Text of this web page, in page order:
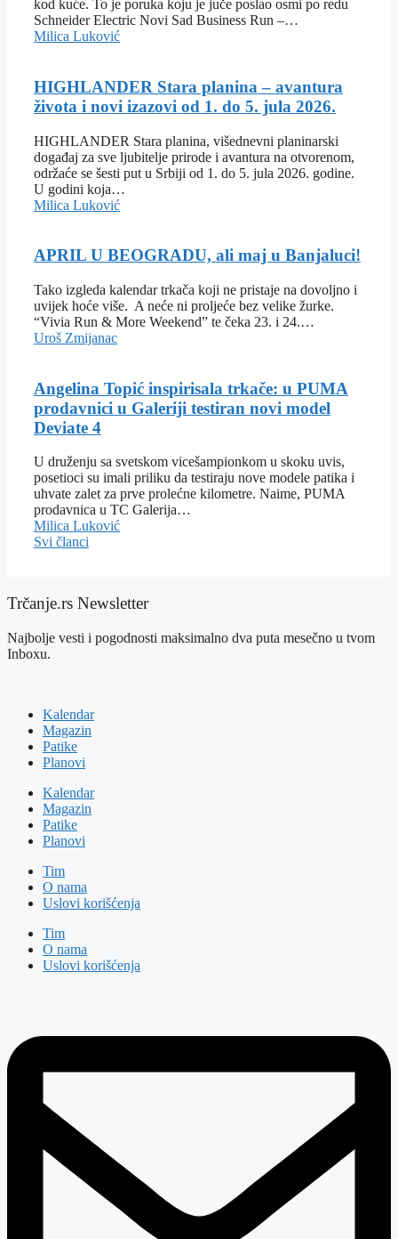
kod kuće. To je poruka koju je juče poslao osmi po redu
Schneider Electric Novi Sad Business Run –…
Milica Luković
HIGHLANDER Stara planina – avantura
života i novi izazovi od 1. do 5. jula 2026.
HIGHLANDER Stara planina, višednevni planinarski
događaj za sve ljubitelje prirode i avantura na otvorenom,
održaće se šesti put u Srbiji od 1. do 5. jula 2026. godine.
U godini koja…
Milica Luković
APRIL U BEOGRADU, ali maj u Banjaluci!
Tako izgleda kalendar trkača koji ne pristaje na dovoljno i
uvijek hoće više. A neće ni proljeće bez velike žurke.
“Vivia Run & More Weekend” te čeka 23. i 24.…
Uroš Zmijanac
Angelina Topić inspirisala trkače: u PUMA
prodavnici u Galeriji testiran novi model
Deviate 4
U druženju sa svetskom vicešampionkom u skoku uvis,
posetioci su imali priliku da testiraju nove modele patika i
uhvate zalet za prve prolećne kilometre. Naime, PUMA
prodavnica u TC Galerija…
Milica Luković
Svi članci
Trčanje.rs Newsletter
Najbolje vesti i pogodnosti maksimalno dva puta mesečno u tvom
Inboxu.
Kalendar
Magazin
Patike
Planovi
Kalendar
Magazin
Patike
Planovi
Tim
O nama
Uslovi korišćenja
Tim
O nama
Uslovi korišćenja